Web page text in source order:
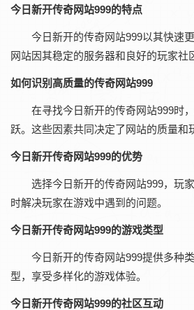
今日新开传奇网站999的特点
今日新开的传奇网站999以其快速
网站因其稳定的服务器和良好的玩家社
如何识别高质量的传奇网站999
在寻找今日新开的传奇网站999时
跃。这些因素共同决定了网站的质量和
今日新开传奇网站999的优势
选择今日新开的传奇网站999，玩
时解决玩家在游戏中遇到的问题。
今日新开传奇网站999的游戏类型
今日新开的传奇网站999提供多种
型，享受多样化的游戏体验。
今日新开传奇网站999的社区互动